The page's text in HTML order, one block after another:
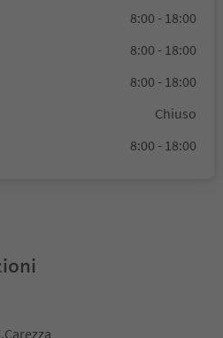
8:00 - 18:00
8:00 - 18:00
8:00 - 18:00
Chiuso
8:00 - 18:00